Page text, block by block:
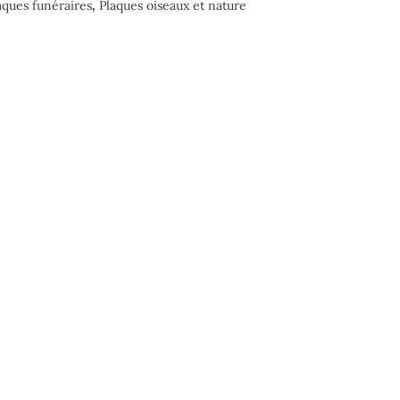
funéraires,Plaques oiseaux et nature